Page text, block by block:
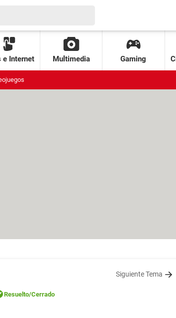
e Internet Multimedia Gaming
Siguiente Tema
Resuelto/Cerrado